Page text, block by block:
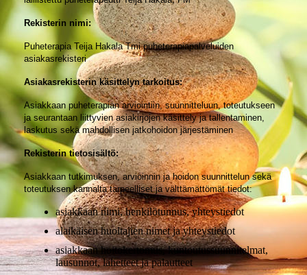
Rekisterin nimi:
Puheterapia Teija Hakala Tmi puheterapiapalveluiden
asiakasrekisteri
Asiakasrekisterin käsittelyn tarkoitus:
Asiakkaan puheterapian arviointiin, suunnitteluun, toteutukseen
ja seurantaan liittyvien asiakirjojen käsittely ja tallentaminen,
laskutus sekä mahdollisen jatkohoidon järjestäminen
Rekisterin tietosisältö:
Asiakkaan tutkimuksen, arvioinnin ja hoidon suunnittelun sekä
toteutuksen kannalta tarpeelliset ja välttämättömät tiedot:
asiakkaan nimi, henkilötunnus, yhteystiedot
alaikäisen huoltajien nimet ja yhteystiedot
asiakkaan hoitokertomus, kuntoutussuunnitelmat,
lausunnot, lähetteet ja palautteet